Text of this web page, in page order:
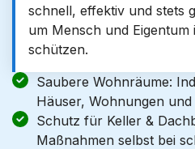
schnell, effektiv und stets
um Mensch und
schützen.
Saubere Wohnräume:
Häuser, Wohnungen
Schutz für Keller &
Maßnahmen selbst bei